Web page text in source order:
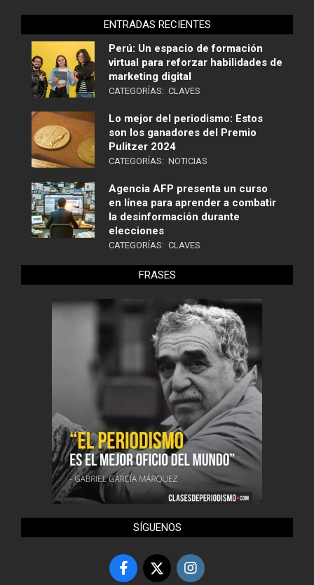
ENTRADAS RECIENTES
Perú: Un espacio de formación
virtual para reforzar habilidades de
marketing digital
CATEGORÍAS: CLAVES
Lo mejor del periodismo: Estos
son los ganadores del Premio
Pulitzer 2024
CATEGORÍAS: NOTICIAS
Agencia AFP presenta un curso
en línea para aprender a combatir
la desinformación durante
elecciones
CATEGORÍAS: CLAVES
FRASES
SÍGUENOS